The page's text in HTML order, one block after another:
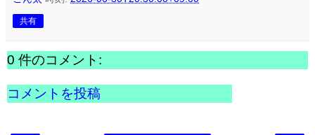
共有
0 件のコメント:
コメントを投稿